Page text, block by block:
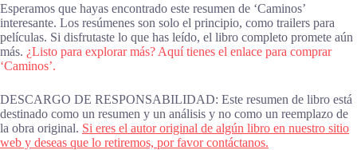
Esperamos que hayas encontrado este resumen de ‘Caminos’
interesante. Los resúmenes son solo el principio, como trailers para
películas. Si disfrutaste lo que has leído, el libro completo promete aún
más. ¿Listo para explorar más? Aquí tienes el enlace para comprar
‘Caminos’.
DESCARGO DE RESPONSABILIDAD: Este resumen de libro está
destinado como un resumen y un análisis y no como un reemplazo de
la obra original. Si eres el autor original de algún libro en nuestro sitio
web y deseas que lo retiremos, por favor contáctanos.